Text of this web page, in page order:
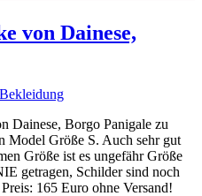
von Dainese,
Bekleidung
Dainese, Borgo Panigale zu
Model Größe S. Auch sehr gut
Größe ist es ungefähr Größe
getragen, Schilder sind noch
165 Euro ohne Versand!